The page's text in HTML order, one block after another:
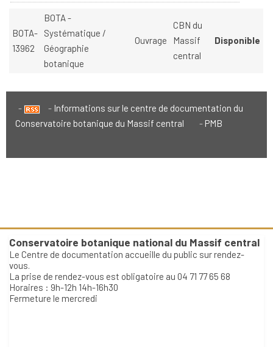
BOTA-
13962
BOTA -
Systématique /
Géographie
botanique
Ouvrage
CBN du
Massif
central
Disponible
Informations sur le centre de documentation du
Conservatoire botanique du Massif central
PMB
Conservatoire botanique national du Massif central
Le Centre de documentation accueille du public sur rendez-
vous.
La prise de rendez-vous est obligatoire au 04 71 77 65 68
Horaires : 9h-12h 14h-16h30
Fermeture le mercredi